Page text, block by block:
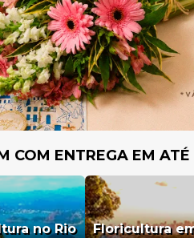
COM ENTREGA EM
no Rio
Floricultura